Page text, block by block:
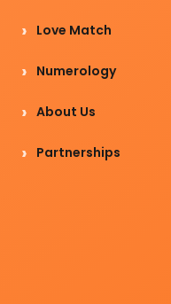
Love Match
Numerology
About Us
Partnerships